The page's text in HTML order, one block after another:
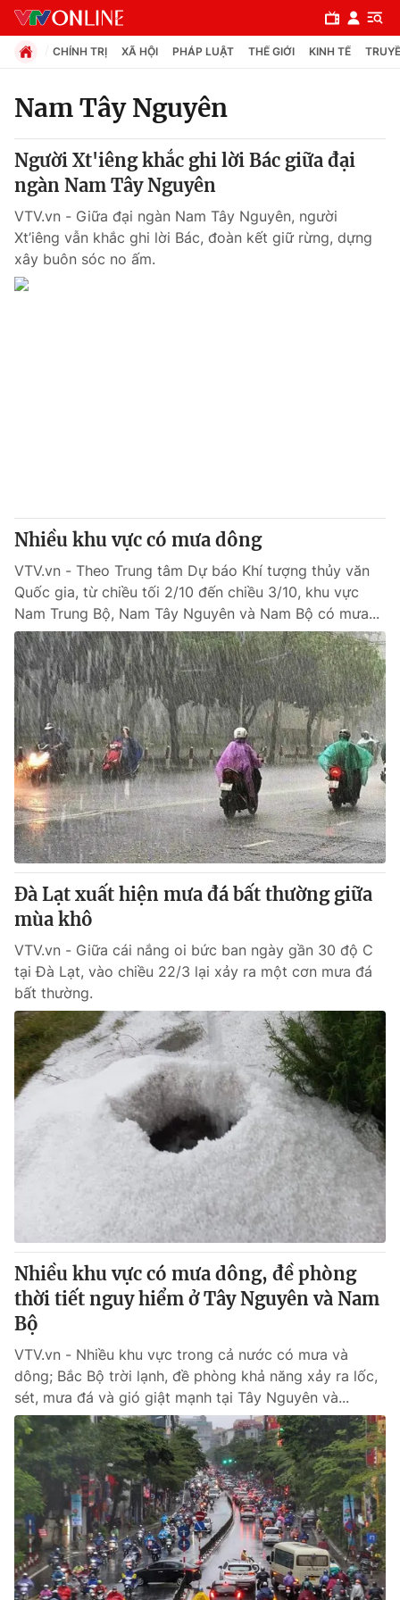
Chuyên mục
Chính trị
Xã hội
Pháp luật
Góc doanh nghiệp
Truyền hình
Phim VTV
Hậu trường
Nhân vật
Khán giả
Giải sao mai
Giải trí
Điện ảnh
Âm nhạc
Sao
Đời sống
Du lịch
Làm đẹp
Chất lượng cuộc sống
Giáo dục
Tuyển sinh
Học trực tuyến
Công nghệ
Hitech Công nghệ tương lai
Sản phẩm
Thị trường
Tư vấn
Giao lưu trực tuyến
Lịch phát sóng
Chuyên mục khác
Emagazine Podcast
Photo
Video Shorts video
VTV Money VTV Thể thao
VTV Sức khoẻ Bất động sản
Thị trường 24h Tấm lòng Việt
VTV4 Vươn mình bằng AI
VTV9 VTV8
Liên hệ tòa soạn English
THỜI BÁO VTV
Theo dõi báo trên
Cơ quan chủ quản:Đài Truyền hình Việt Nam
Cơ quan báo chí:Thời báo VTV
CHÍNH TRỊ XÃ HỘI PHÁP LUẬT THẾ GIỚI KINH TẾ
Nam Tây Nguyên
Người Xt'iêng khắc ghi lời Bác giữa đại
ngàn Nam Tây Nguyên
VTV.vn - Giữa đại ngàn Nam Tây Nguyên, người
Xt’iêng vẫn khắc ghi lời Bác, đoàn kết giữ rừng, dựng
xây buôn sóc no ấm.
Nhiều khu vực có mưa dông
VTV.vn - Theo Trung tâm Dự báo Khí tượng thủy văn
Quốc gia, từ chiều tối 2/10 đến chiều 3/10, khu vực
Nam Trung Bộ, Nam Tây Nguyên và Nam Bộ có mưa...
Đà Lạt xuất hiện mưa đá bất thường giữa
mùa khô
VTV.vn - Giữa cái nắng oi bức ban ngày gần 30 độ C
tại Đà Lạt, vào chiều 22/3 lại xảy ra một cơn mưa đá
bất thường.
Nhiều khu vực có mưa dông, đề phòng
thời tiết nguy hiểm ở Tây Nguyên và Nam
Bộ
VTV.vn - Nhiều khu vực trong cả nước có mưa và
dông; Bắc Bộ trời lạnh, đề phòng khả năng xảy ra lốc,
sét, mưa đá và gió giật mạnh tại Tây Nguyên và...